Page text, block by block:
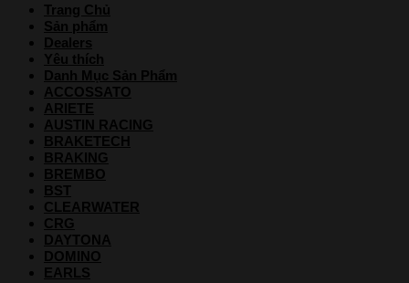
Trang Chủ
Sản phẩm
Dealers
Yêu thích
Danh Mục Sản Phẩm
ACCOSSATO
ARIETE
AUSTIN RACING
BRAKETECH
BRAKING
BREMBO
BST
CLEARWATER
CRG
DAYTONA
DOMINO
EARLS